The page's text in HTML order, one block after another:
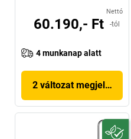
Nettó
60.190,- Ft -tól
4 munkanap alatt
2 változat megjelenítése